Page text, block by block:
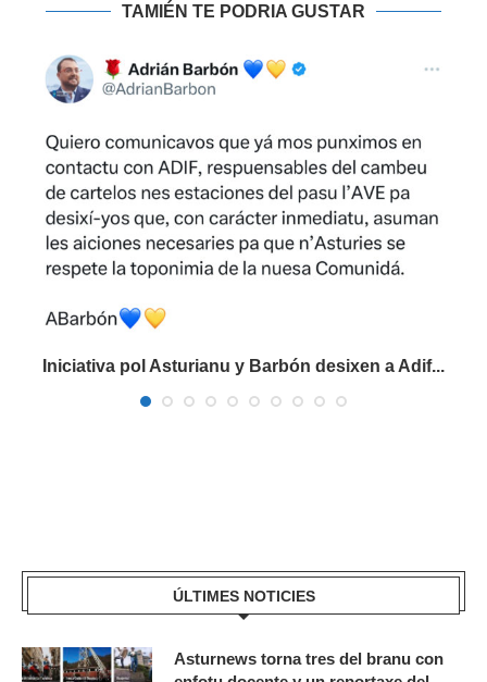
TAMIÉN TE PODRIA GUSTAR
Iniciativa pol Asturianu y Barbón desixen a Adif...
ÚLTIMES NOTICIES
Asturnews torna tres del branu con